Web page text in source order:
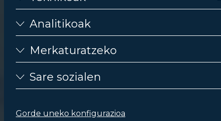
Analitikoak
Merkaturatzeko
Sare sozialen
Gorde uneko konfigurazioa